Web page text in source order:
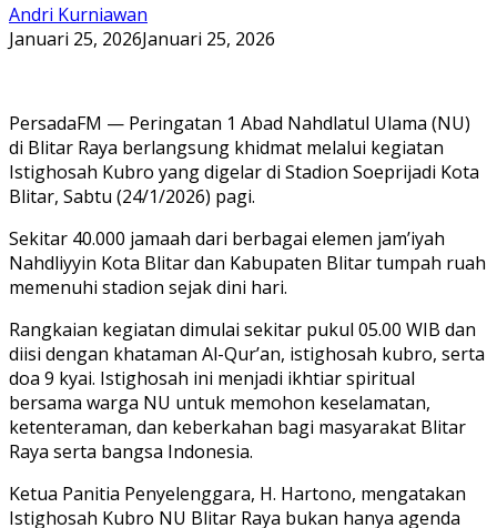
Andri Kurniawan
Januari 25, 2026Januari 25, 2026
PersadaFM — Peringatan 1 Abad Nahdlatul Ulama (NU)
di Blitar Raya berlangsung khidmat melalui kegiatan
Istighosah Kubro yang digelar di Stadion Soeprijadi Kota
Blitar, Sabtu (24/1/2026) pagi.
Sekitar 40.000 jamaah dari berbagai elemen jam’iyah
Nahdliyyin Kota Blitar dan Kabupaten Blitar tumpah ruah
memenuhi stadion sejak dini hari.
Rangkaian kegiatan dimulai sekitar pukul 05.00 WIB dan
diisi dengan khataman Al-Qur’an, istighosah kubro, serta
doa 9 kyai. Istighosah ini menjadi ikhtiar spiritual
bersama warga NU untuk memohon keselamatan,
ketenteraman, dan keberkahan bagi masyarakat Blitar
Raya serta bangsa Indonesia.
Ketua Panitia Penyelenggara, H. Hartono, mengatakan
Istighosah Kubro NU Blitar Raya bukan hanya agenda